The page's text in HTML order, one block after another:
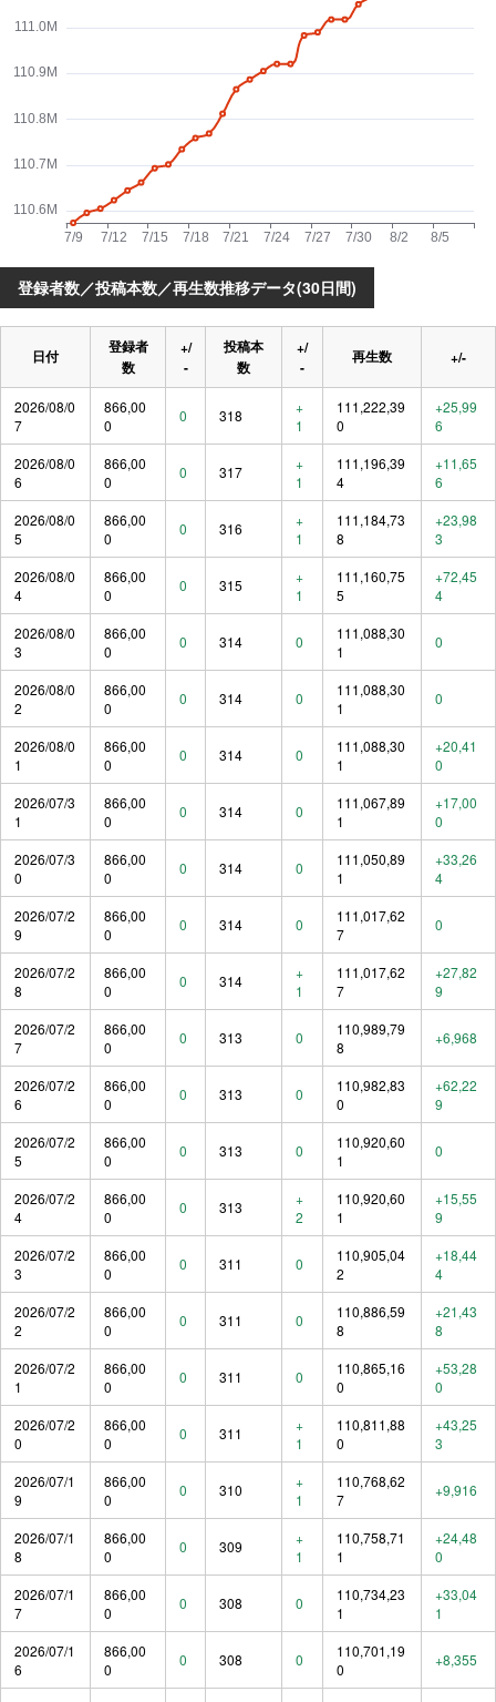
登録者数／投稿本数／再生数推移データ(30日間)
日付
登録者
数
+/
-
投稿本
数
+/
-
再生数 +/-
2026/08/0
7
866,00
0
0 318
+
1
111,222,39
0
+25,99
6
2026/08/0
6
866,00
0
0 317
+
1
111,196,39
4
+11,65
6
2026/08/0
5
866,00
0
0 316
+
1
111,184,73
8
+23,98
3
2026/08/0
4
866,00
0
0 315
+
1
111,160,75
5
+72,45
4
2026/08/0
3
866,00
0
0 314 0
111,088,30
1
0
2026/08/0
2
866,00
0
0 314 0
111,088,30
1
0
2026/08/0
1
866,00
0
0 314 0
111,088,30
1
+20,41
0
2026/07/3
1
866,00
0
0 314 0
111,067,89
1
+17,00
0
2026/07/3
0
866,00
0
0 314 0
111,050,89
1
+33,26
4
2026/07/2
9
866,00
0
0 314 0
111,017,62
7
0
2026/07/2
8
866,00
0
0 314
+
1
111,017,62
7
+27,82
9
2026/07/2
7
866,00
0
0 313 0
110,989,79
8
+6,968
2026/07/2
6
866,00
0
0 313 0
110,982,83
0
+62,22
9
2026/07/2
5
866,00
0
0 313 0
110,920,60
1
0
2026/07/2
4
866,00
0
0 313
+
2
110,920,60
1
+15,55
9
2026/07/2
3
866,00
0
0 311 0
110,905,04
2
+18,44
4
2026/07/2
2
866,00
0
0 311 0
110,886,59
8
+21,43
8
2026/07/2
1
866,00
0
0 311 0
110,865,16
0
+53,28
0
2026/07/2
0
866,00
0
0 311
+
1
110,811,88
0
+43,25
3
2026/07/1
9
866,00
0
0 310
+
1
110,768,62
7
+9,916
2026/07/1
8
866,00
0
0 309
+
1
110,758,71
1
+24,48
0
2026/07/1
7
866,00
0
0 308 0
110,734,23
1
+33,04
1
2026/07/1
6
866,00
0
0 308 0
110,701,19
0
+8,355